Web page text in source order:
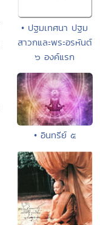
• ปฐมเทศนา ปฐม
สาวกและพระอรหันต์
๖ องค์แรก
• อินทรีย์ ๕